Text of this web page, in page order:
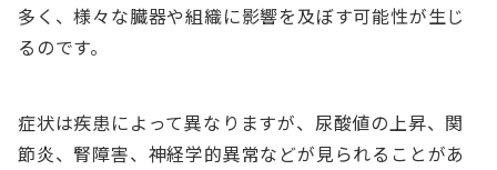
多く、様々な臓器や組織に影響を及ぼす可能性が生じ
るのです。
症状は疾患によって異なりますが、尿酸値の上昇、関
節炎、腎障害、神経学的異常などが見られることがあ